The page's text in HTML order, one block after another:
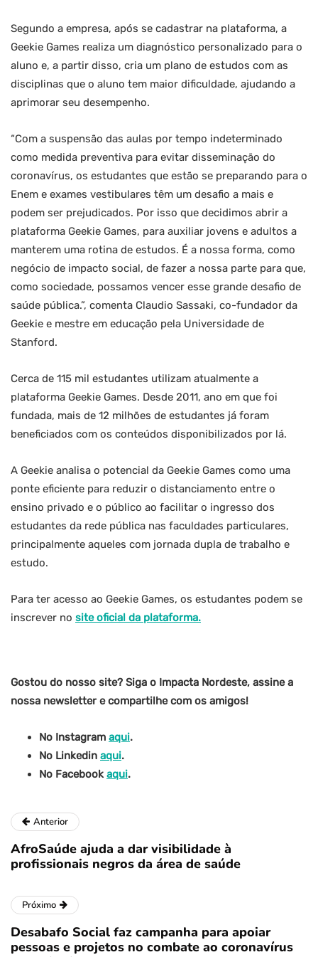
Segundo a empresa, após se cadastrar na plataforma, a
Geekie Games realiza um diagnóstico personalizado para o
aluno e, a partir disso, cria um plano de estudos com as
disciplinas que o aluno tem maior dificuldade, ajudando a
aprimorar seu desempenho.
“Com a suspensão das aulas por tempo indeterminado
como medida preventiva para evitar disseminação do
coronavírus, os estudantes que estão se preparando para o
Enem e exames vestibulares têm um desafio a mais e
podem ser prejudicados. Por isso que decidimos abrir a
plataforma Geekie Games, para auxiliar jovens e adultos a
manterem uma rotina de estudos. É a nossa forma, como
negócio de impacto social, de fazer a nossa parte para que,
como sociedade, possamos vencer esse grande desafio de
saúde pública.”, comenta Claudio Sassaki, co-fundador da
Geekie e mestre em educação pela Universidade de
Stanford.
Cerca de 115 mil estudantes utilizam atualmente a
plataforma Geekie Games. Desde 2011, ano em que foi
fundada, mais de 12 milhões de estudantes já foram
beneficiados com os conteúdos disponibilizados por lá.
A Geekie analisa o potencial da Geekie Games como uma
ponte eficiente para reduzir o distanciamento entre o
ensino privado e o público ao facilitar o ingresso dos
estudantes da rede pública nas faculdades particulares,
principalmente aqueles com jornada dupla de trabalho e
estudo.
Para ter acesso ao Geekie Games, os estudantes podem se
inscrever no site oficial da plataforma.
Gostou do nosso site? Siga o Impacta Nordeste, assine a
nossa newsletter e compartilhe com os amigos!
No Instagram aqui.
No Linkedin aqui.
No Facebook aqui.
Anterior
AfroSaúde ajuda a dar visibilidade à
profissionais negros da área de saúde
Próximo
Desabafo Social faz campanha para apoiar
pessoas e projetos no combate ao coronavírus